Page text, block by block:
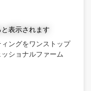
表示されます
ングをワンストップ
ショナルファーム